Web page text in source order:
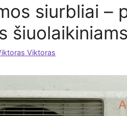
siurbliai –
Viktoras